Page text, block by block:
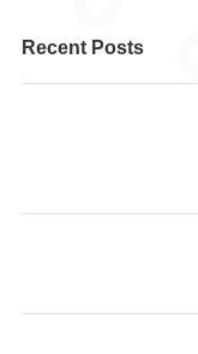
Recent Posts